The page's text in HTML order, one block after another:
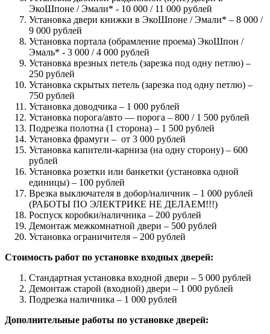
ЭкоШпоне / Эмали* - 10 000 / 11 000 рублей
Установка двери книжки в ЭкоШпоне / Эмали* – 8 000 /
9 000 рублей
Установка портала (обрамление проема) ЭкоШпон /
Эмаль* - 3 000 / 4 000 рублей
Установка врезных петель (зарезка под одну петлю) –
250 рублей
Установка скрытых петель (зарезка под одну петлю) –
750 рублей
Установка доводчика – 1 000 рублей
Установка порога/авто — порога – 800 / 1 500 рублей
Подрезка полотна (1 сторона) – 1 500 рублей
Установка фрамуги – от 3 000 рублей
Установка капители-карниза (на одну сторону) – 600
рублей
Установка розетки или банкетки (установка одной
единицы) – 100 рублей
Врезка выключателя в добор/наличник – 1 000 рублей
(РАБОТЫ ПО ЭЛЕКТРИКЕ НЕ ДЕЛАЕМ!!!)
Роспуск коробки/наличника – 200 рублей
Демонтаж межкомнатной двери – 500 рублей
Установка ограничителя – 200 рублей
Стоимость работ по установке входных дверей:
Стандартная установка входной двери – 5 000 рублей
Демонтаж старой (входной) двери – 1 000 рублей
Подрезка наличника – 1 000 рублей
Дополнительные работы по установке дверей: